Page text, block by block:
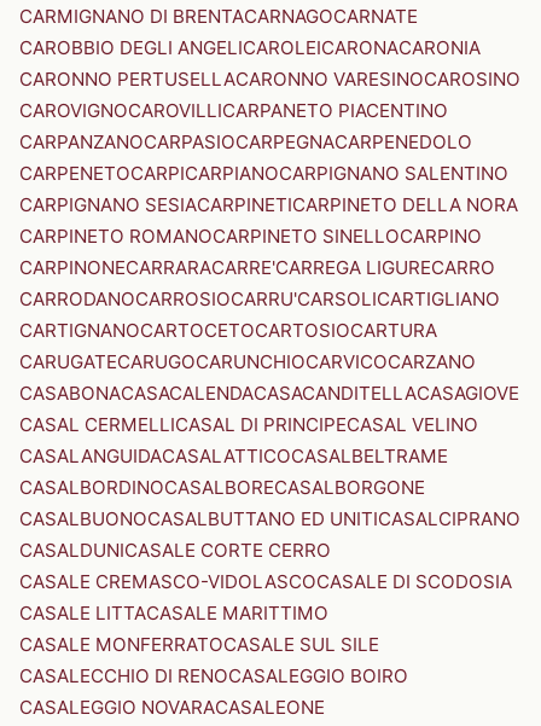
CARMIGNANO DI BRENTACARNAGOCARNATE
CAROBBIO DEGLI ANGELICAROLEICARONACARONIA
CARONNO PERTUSELLACARONNO VARESINOCAROSINO
CAROVIGNOCAROVILLICARPANETO PIACENTINO
CARPANZANOCARPASIOCARPEGNACARPENEDOLO
CARPENETOCARPICARPIANOCARPIGNANO SALENTINO
CARPIGNANO SESIACARPINETICARPINETO DELLA NORA
CARPINETO ROMANOCARPINETO SINELLOCARPINO
CARPINONECARRARACARRE'CARREGA LIGURECARRO
CARRODANOCARROSIOCARRU'CARSOLICARTIGLIANO
CARTIGNANOCARTOCETOCARTOSIOCARTURA
CARUGATECARUGOCARUNCHIOCARVICOCARZANO
CASABONACASACALENDACASACANDITELLACASAGIOVE
CASAL CERMELLICASAL DI PRINCIPECASAL VELINO
CASALANGUIDACASALATTICOCASALBELTRAME
CASALBORDINOCASALBORECASALBORGONE
CASALBUONOCASALBUTTANO ED UNITICASALCIPRANO
CASALDUNICASALE CORTE CERRO
CASALE CREMASCO-VIDOLASCOCASALE DI SCODOSIA
CASALE LITTACASALE MARITTIMO
CASALE MONFERRATOCASALE SUL SILE
CASALECCHIO DI RENOCASALEGGIO BOIRO
CASALEGGIO NOVARACASALEONE